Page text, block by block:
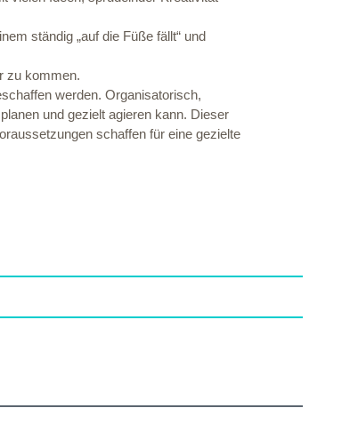
ständig „auf die Füße fällt“ und
zu kommen.
werden. Organisatorisch,
und gezielt agieren kann. Dieser
schaffen für eine gezielte